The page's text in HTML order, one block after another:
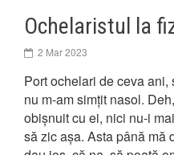
Ochelaristul la
2 Mar 2023
Port ochelari de ceva
nu m-am simțit nasol.
obișnuit cu ei, nici nu-i
să zic așa. Asta până mă